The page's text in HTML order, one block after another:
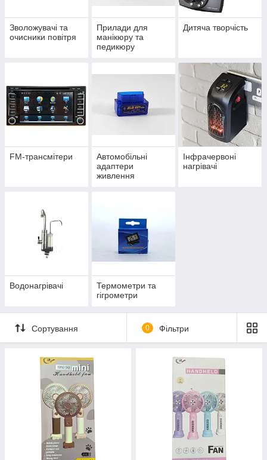
Зволожувачі та
очисники повітря
Прилади для
манікюру та
педикюру
Дитяча творчість
FM-трансмітери
Автомобільні
адаптери
живлення
Інфрачервоні
нагрівачі
Водонагрівачі
Термометри та
гігрометри
Сортування 0 Фільтри